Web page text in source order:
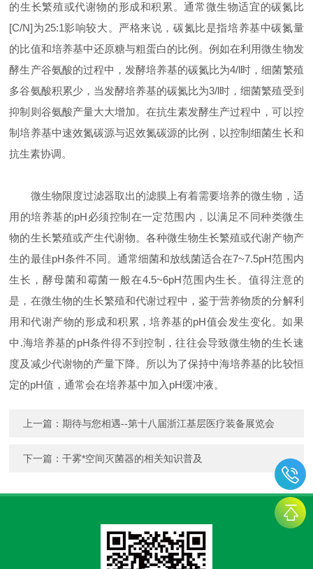
的生长繁殖或代谢物的形成和积累。通常微生物适宜的碳氮比
[C/N]为25:1影响较大。严格来说，碳氮比是指培养基中碳氮量
的比值和培养基中还原糖与粗蛋白的比例。例如在利用微生物发
酵生产谷氨酸的过程中，发酵培养基的碳氮比为4/l时，细菌繁殖
多谷氨酸积累少，当发酵培养基的碳氮比为3/l时，细菌繁殖受到
抑制则谷氨酸产量大大增加。在抗生素发酵生产过程中，可以控
制培养基中速效氮碳源与迟效氮碳源的比例，以控制细菌生长和
抗生素协调。
微生物限度过滤器取出的滤膜上有着需要培养的微生物，适
用的培养基的pH必须控制在一定范围内，以满足不同种类微生
物的生长繁殖或产生代谢物。各种微生物生长繁殖或代谢产物产
生的最佳pH条件不同。通常细菌和放线菌适合在7~7.5pH范围内
生长，酵母菌和霉菌一般在4.5~6pH范围内生长。值得注意的
是，在微生物的生长繁殖和代谢过程中，鉴于营养物质的分解利
用和代谢产物的形成和积累，培养基的pH值会发生变化。如果
中.海培养基的pH条件得不到控制，往往会导致微生物的生长速
度及减少代谢物的产量下降。所以为了保持中海培养基的比较恒
定的pH值，通常会在培养基中加入pH缓冲液。
上一篇：期待与您相遇--第十八届浙江基层医疗装备展览会
下一篇：干雾*空间灭菌器的相关知识普及